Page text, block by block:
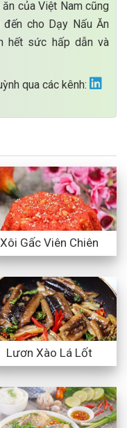
của Việt Nam cũng
đến cho Dạy Nấu Ăn
hết sức hấp dẫn và
qua các kênh:
Xôi Gấc Viên Chiên
Lươn Xào Lá Lốt